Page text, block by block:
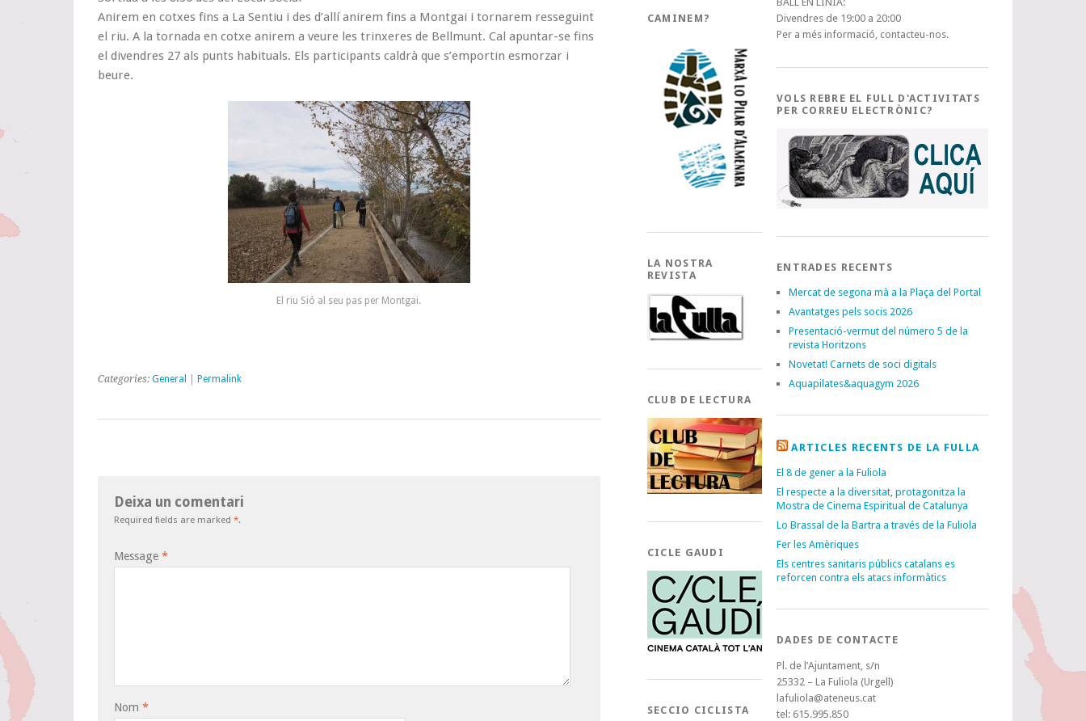
Anirem en cotxes fins a La Sentiu i des d’allí anirem fins a Montgai i tornarem resseguint
el riu. A la tornada en cotxe anirem a veure les trinxeres de Bellmunt. Cal apuntar-se fins
el divendres 27 als punts habituals. Els participants caldrà que s’emportin esmorzar i
beure.
El riu Sió al seu pas per Montgai.
Categories: General Permalink
Deixa un comentari
Required fields are marked *.
Message *
Nom *
CAMINEM?
LA NOSTRA
REVISTA
CLUB DE LECTURA
CICLE GAUDI
SECCIO CICLISTA
Divendres de 19:00 a 20:00
Per a més informació, contacteu-nos.
VOLS REBRE EL FULL D'ACTIVITATS
PER CORREU ELECTRÒNIC?
ENTRADES RECENTS
Mercat de segona mà a la Plaça del Portal
Avantatges pels socis 2026
Presentació-vermut del número 5 de la
revista Horitzons
Novetat! Carnets de soci digitals
Aquapilates&aquagym 2026
ARTICLES RECENTS DE LA FULLA
El 8 de gener a la Fuliola
El respecte a la diversitat, protagonitza la
Mostra de Cinema Espiritual de Catalunya
Lo Brassal de la Bartra a través de la Fuliola
Fer les Amèriques
Els centres sanitaris públics catalans es
reforcen contra els atacs informàtics
DADES DE CONTACTE
Pl. de l’Ajuntament, s/n
25332 – La Fuliola (Urgell)
lafuliola@ateneus.cat
tel: 615.995.850